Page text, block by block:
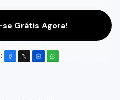
Grátis Agora!